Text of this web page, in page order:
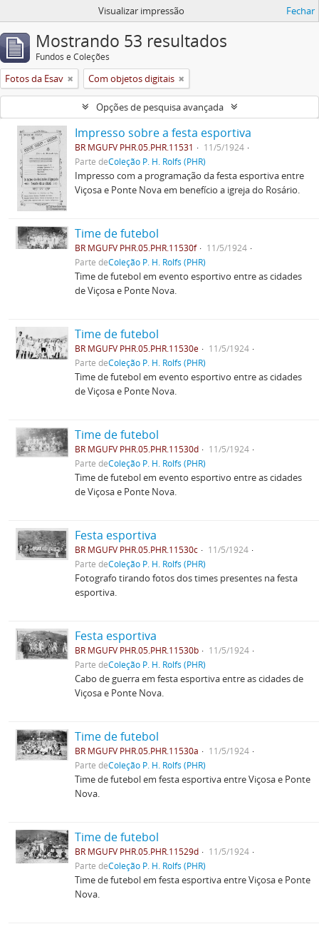
Visualizar impressão Fechar
Mostrando 53 resultados
Fundos e Coleções
Fotos da Esav Com objetos digitais
Opções de pesquisa avançada
Impresso sobre a festa esportiva
BR MGUFV PHR.05.PHR.11531
11/5/1924
Parte deColeção P. H. Rolfs (PHR)
Impresso com a programação da festa esportiva entre
Viçosa e Ponte Nova em benefício a igreja do Rosário.
Time de futebol
BR MGUFV PHR.05.PHR.11530f
11/5/1924
Parte deColeção P. H. Rolfs (PHR)
Time de futebol em evento esportivo entre as cidades
de Viçosa e Ponte Nova.
Time de futebol
BR MGUFV PHR.05.PHR.11530e
11/5/1924
Parte deColeção P. H. Rolfs (PHR)
Time de futebol em evento esportivo entre as cidades
de Viçosa e Ponte Nova.
Time de futebol
BR MGUFV PHR.05.PHR.11530d
11/5/1924
Parte deColeção P. H. Rolfs (PHR)
Time de futebol em evento esportivo entre as cidades
de Viçosa e Ponte Nova.
Festa esportiva
BR MGUFV PHR.05.PHR.11530c
11/5/1924
Parte deColeção P. H. Rolfs (PHR)
Fotografo tirando fotos dos times presentes na festa
esportiva.
Festa esportiva
BR MGUFV PHR.05.PHR.11530b
11/5/1924
Parte deColeção P. H. Rolfs (PHR)
Cabo de guerra em festa esportiva entre as cidades de
Viçosa e Ponte Nova.
Time de futebol
BR MGUFV PHR.05.PHR.11530a
11/5/1924
Parte deColeção P. H. Rolfs (PHR)
Time de futebol em festa esportiva entre Viçosa e Ponte
Nova.
Time de futebol
BR MGUFV PHR.05.PHR.11529d
11/5/1924
Parte deColeção P. H. Rolfs (PHR)
Time de futebol em festa esportiva entre Viçosa e Ponte
Nova.